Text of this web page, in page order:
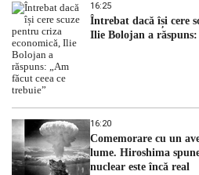
16:25
Întrebat dacă își cere
Ilie Bolojan a
16:20
Comemorare cu un
lume. Hiroshima
nuclear este încă real